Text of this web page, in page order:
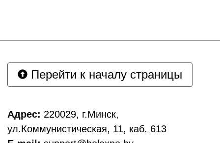
Перейти к началу страницы
Адрес: 220029, г.Минск,
ул.Коммунистическая, 11, каб. 613